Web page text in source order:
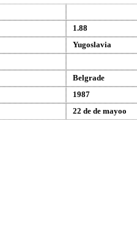
1.88
Yugoslavia
Belgrade
1987
22 de de mayoo